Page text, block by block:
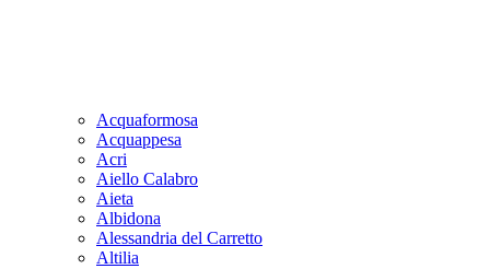
Acquaformosa
Acquappesa
Acri
Aiello Calabro
Aieta
Albidona
Alessandria del Carretto
Altilia